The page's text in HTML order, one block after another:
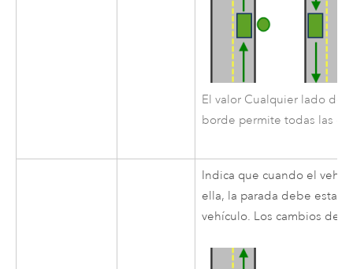
El valor Cualquier lado del
borde permite todas las
Indica que cuando el
ella, la parada debe estar
vehículo. Los cambios de